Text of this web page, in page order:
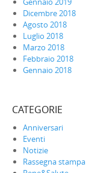
Dicembre 2018
Agosto 2018
Luglio 2018
Marzo 2018
Febbraio 2018
Gennaio 2018
CATEGORIE
Anniversari
Eventi
Notizie
Rassegna stampa